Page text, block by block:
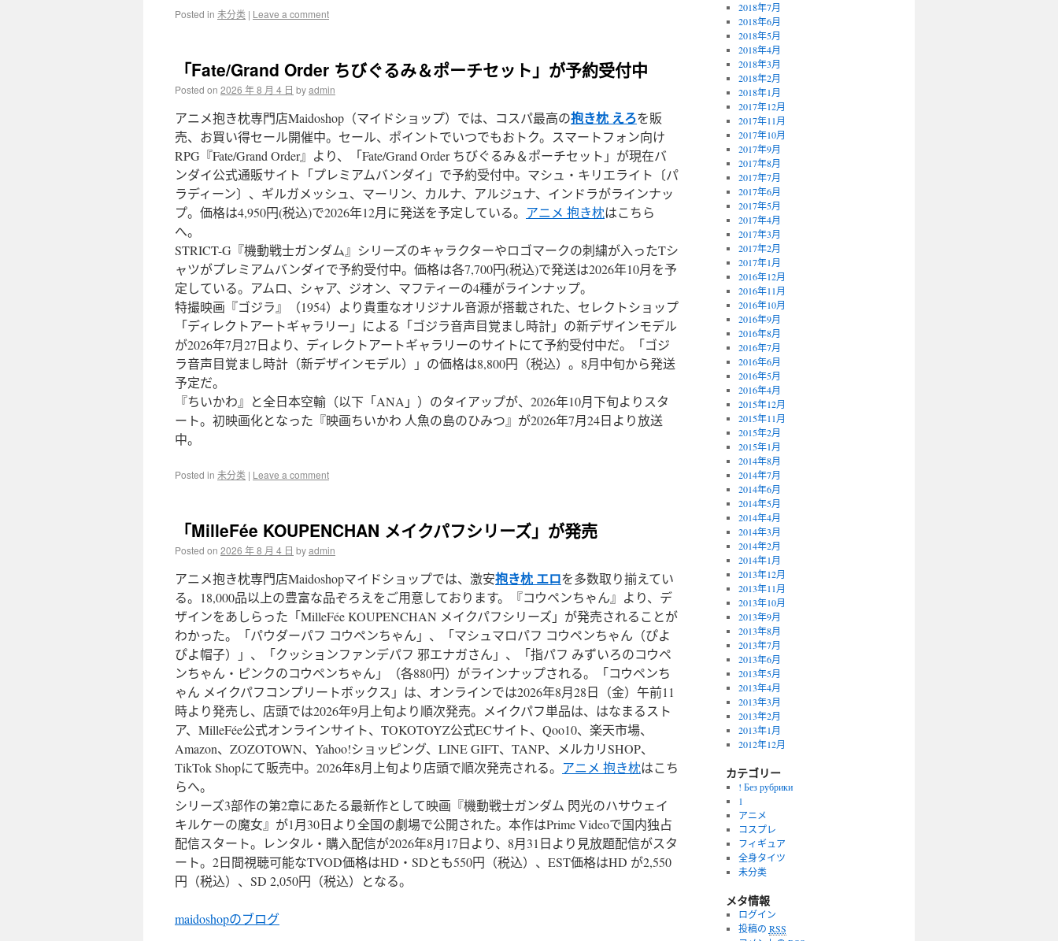
Posted in 未分类 | Leave a comment
「Fate/Grand Order ちびぐるみ＆ポーチセット」が予約受付中
Posted on 2026 年 8 月 4 日 byadmin
アニメ抱き枕専門店Maidoshop（マイドショップ）では、コスパ最高の抱き枕 えろを販
売、お買い得セール開催中。セール、ポイントでいつでもおトク。スマートフォン向け
RPG『Fate/Grand Order』より、「Fate/Grand Order ちびぐるみ＆ポーチセット」が現在バ
ンダイ公式通販サイト「プレミアムバンダイ」で予約受付中。マシュ・キリエライト〔パ
ラディーン〕、ギルガメッシュ、マーリン、カルナ、アルジュナ、インドラがラインナッ
プ。価格は4,950円(税込)で2026年12月に発送を予定している。 アニメ 抱き枕はこちら
へ。
STRICT-G『機動戦士ガンダム』シリーズのキャラクターやロゴマークの刺繍が入ったTシ
ャツがプレミアムバンダイで予約受付中。価格は各7,700円(税込)で発送は2026年10月を予
定している。アムロ、シャア、ジオン、マフティーの4種がラインナップ。
特撮映画『ゴジラ』（1954）より貴重なオリジナル音源が搭載された、セレクトショップ
「ディレクトアートギャラリー」による「ゴジラ音声目覚まし時計」の新デザインモデル
が2026年7月27日より、ディレクトアートギャラリーのサイトにて予約受付中だ。「ゴジ
ラ音声目覚まし時計（新デザインモデル）」の価格は8,800円（税込）。8月中旬から発送
予定だ。
『ちいかわ』と全日本空輸（以下「ANA」）のタイアップが、2026年10月下旬よりスタ
ート。初映画化となった『映画ちいかわ 人魚の島のひみつ』が2026年7月24日より放送
中。
Posted in 未分类 | Leave a comment
「MilleFée KOUPENCHAN メイクパフシリーズ」が発売
Posted on 2026 年 8 月 4 日 byadmin
アニメ抱き枕専門店Maidoshopマイドショップでは、激安抱き枕 エロを多数取り揃えてい
る。18,000品以上の豊富な品ぞろえをご用意しております。『コウペンちゃん』より、デ
ザインをあしらった「MilleFée KOUPENCHAN メイクパフシリーズ」が発売されることが
わかった。「パウダーパフ コウペンちゃん」、「マシュマロパフ コウペンちゃん（ぴよ
ぴよ帽子）」、「クッションファンデパフ 邪エナガさん」、「指パフ みずいろのコウペ
ンちゃん・ピンクのコウペンちゃん」（各880円）がラインナップされる。「コウペンち
ゃん メイクパフコンプリートボックス」は、オンラインでは2026年8月28日（金）午前11
時より発売し、店頭では2026年9月上旬より順次発売。メイクパフ単品は、はなまるスト
ア、MilleFée公式オンラインサイト、TOKOTOYZ公式ECサイト、Qoo10、楽天市場、
Amazon、ZOZOTOWN、Yahoo!ショッピング、LINE GIFT、TANP、メルカリSHOP、
TikTok Shopにて販売中。2026年8月上旬より店頭で順次発売される。 アニメ 抱き枕はこち
らへ。
シリーズ3部作の第2章にあたる最新作として映画『機動戦士ガンダム 閃光のハサウェイ
キルケーの魔女』が1月30日より全国の劇場で公開された。本作はPrime Videoで国内独占
配信スタート。レンタル・購入配信が2026年8月17日より、8月31日より見放題配信がスタ
ート。2日間視聴可能なTVOD価格はHD・SDとも550円（税込）、EST価格はHD が2,550
円（税込）、SD 2,050円（税込）となる。
maidoshopのブログ
2018年7月
2018年6月
2018年5月
2018年4月
2018年3月
2018年2月
2018年1月
2017年12月
2017年11月
2017年10月
2017年9月
2017年8月
2017年7月
2017年6月
2017年5月
2017年4月
2017年3月
2017年2月
2017年1月
2016年12月
2016年11月
2016年10月
2016年9月
2016年8月
2016年7月
2016年6月
2016年5月
2016年4月
2015年12月
2015年11月
2015年2月
2015年1月
2014年8月
2014年7月
2014年6月
2014年5月
2014年4月
2014年3月
2014年2月
2014年1月
2013年12月
2013年11月
2013年10月
2013年9月
2013年8月
2013年7月
2013年6月
2013年5月
2013年4月
2013年3月
2013年2月
2013年1月
2012年12月
カテゴリー
! Без рубрики
1
アニメ
コスプレ
フィギュア
全身タイツ
未分类
メタ情報
ログイン
投稿の RSS